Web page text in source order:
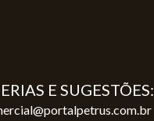
E SUGESTÕES: